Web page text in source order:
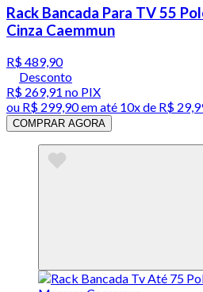
Rack Bancada Para TV 55
Cinza Caemmun
R$ 489,90
Desconto
R$ 269,91 no PIX
ou R$ 299,90em até 10x de R$
COMPRAR AGORA